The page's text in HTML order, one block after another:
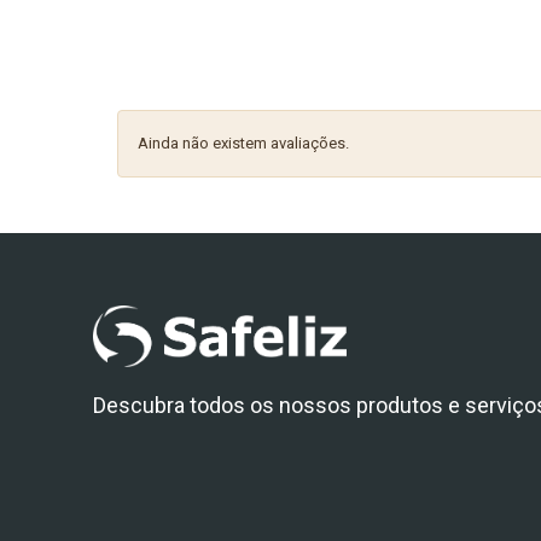
Ainda não existem avaliações.
Descubra todos os nossos produtos e